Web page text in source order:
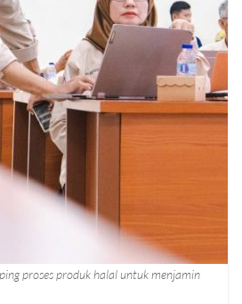
proses produk halal untuk menjamin